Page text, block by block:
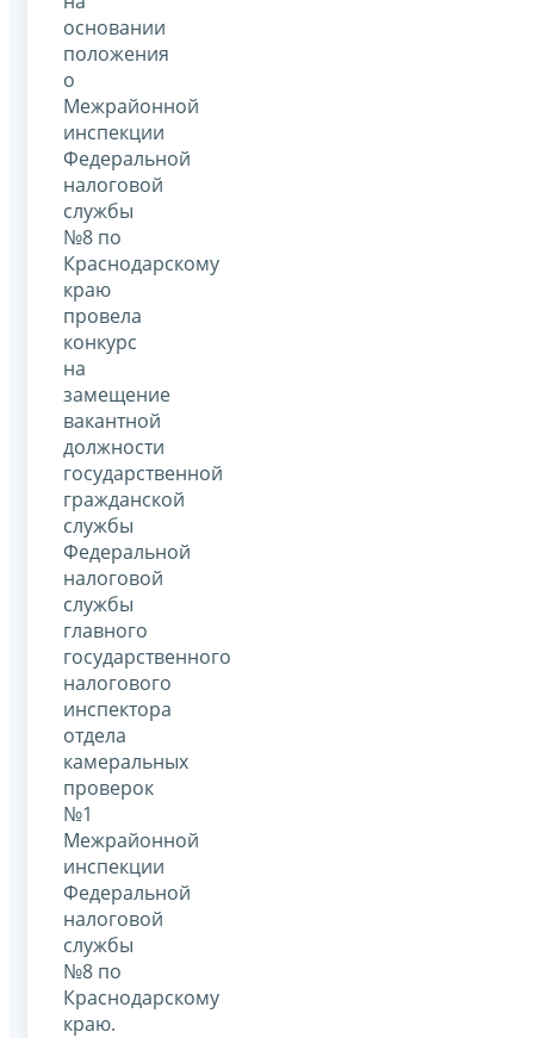
основании
положения
о
Межрайонной
инспекции
Федеральной
налоговой
службы
№8 по
Краснодарскому
краю
провела
конкурс
на
замещение
вакантной
должности
государственной
гражданской
службы
Федеральной
налоговой
службы
главного
государственного
налогового
инспектора
отдела
камеральных
проверок
№1
Межрайонной
инспекции
Федеральной
налоговой
службы
№8 по
Краснодарскому
краю.